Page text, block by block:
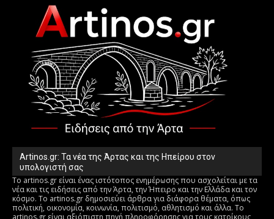
Artinos.gr: Τα νέα της Άρτας και της Ηπείρου στον
υπολογιστή σας
Το artinos.gr είναι ένας ιστότοπος ενημέρωσης που ασχολείται με τα
νέα και τις ειδήσεις από την Άρτα, την Ήπειρο και την Ελλάδα και τον
κόσμο. Το artinos.gr δημοσιεύει άρθρα για διάφορα θέματα, όπως
πολιτική, οικονομία, κοινωνία, πολιτισμό, αθλητισμό και άλλα. Το
artinos.gr είναι αξιόπιστη πηγή πληροφόρησης για τους κατοίκους